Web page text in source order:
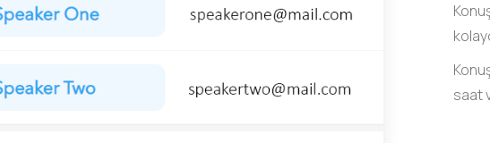
saat